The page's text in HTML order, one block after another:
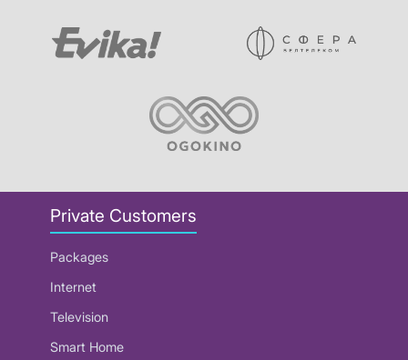
Private Customers
Packages
Internet
Television
Smart Home